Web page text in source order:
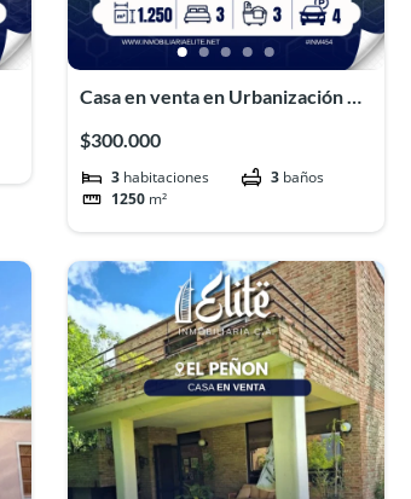
Casa en venta en Urbanización El
$300.000
3 habitaciones 3 baños
1250 m²